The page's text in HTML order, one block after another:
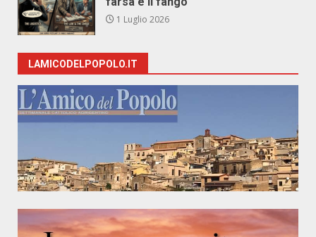
1 Luglio 2026
LAMICODELPOPOLO.IT